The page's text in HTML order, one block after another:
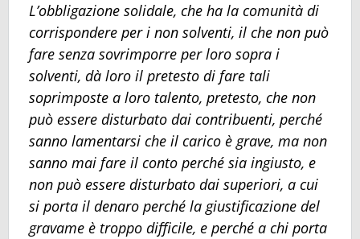
L’obbligazione solidale, che ha la comunità di
corrispondere per i non solventi, il che non può
fare senza sovrimporre per loro sopra i
solventi, dà loro il pretesto di fare tali
soprimposte a loro talento, pretesto, che non
può essere disturbato dai contribuenti, perché
sanno lamentarsi che il carico è grave, ma non
sanno mai fare il conto perché sia ingiusto, e
non può essere disturbato dai superiori, a cui
si porta il denaro perché la giustificazione del
gravame è troppo difficile, e perché a chi porta